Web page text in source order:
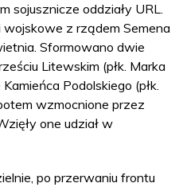
sojusznicze oddziały URL.
z rządem Semena
Sformowano dwie
Litewskim (płk. Marka
Podolskiego (płk.
wzmocnione przez
one udział w
po przerwaniu frontu